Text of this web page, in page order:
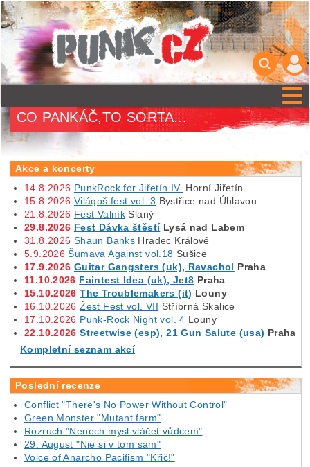
CO PANKÁČ,TO SORTA...
Akce a koncerty
14.8.2026 PunkRock for Jiřetín IV. Horní Jiřetín
15.8.2026 Világoš fest vol. 3 Bystřice nad Úhlavou
21.8.2026 Fest Valník Slaný
29.8.2026 Fest Dávka štěstíLysá nad Labem
31.8.2026 Shaun Banks Hradec Králové
5.9.2026 Šumava Against vol.18 Sušice
17.9.2026 Guitar Gangsters (uk), Ravachol Praha
11.10.2026 Faintest Idea (uk), Jet8 Praha
15.10.2026 The Troublemakers (it) Louny
16.10.2026 Žest Fest vol. VII Stříbrná Skalice
17.10.2026 Punk-Rock Night vol. 4 Louny
22.10.2026 Streetwise (esp), 21 Gun Salute (usa) Praha
Kompletní seznam akcí
Poslední recenze
Conflict "There's No Power Without Control"
Green Monster "Mutant farm"
Rozruch "Nenech mysl vláčet vůdcem"
29. August "Nie si v tom sám"
Voice of Anarcho Pacifism "Křič!"